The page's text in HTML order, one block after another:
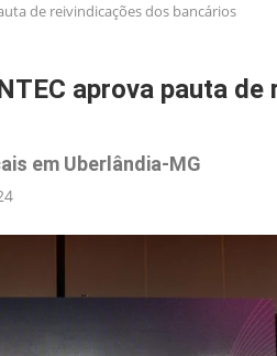
de reivindicações dos bancários
aprova pauta
em Uberlândia-MG